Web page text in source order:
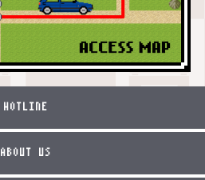
HOTLINE
ABOUT US